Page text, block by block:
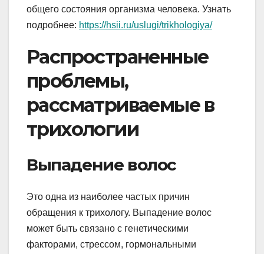
общего состояния организма человека. Узнать
подробнее: https://hsii.ru/uslugi/trikhologiya/
Распространенные
проблемы,
рассматриваемые в
трихологии
Выпадение волос
Это одна из наиболее частых причин
обращения к трихологу. Выпадение волос
может быть связано с генетическими
факторами, стрессом, гормональными